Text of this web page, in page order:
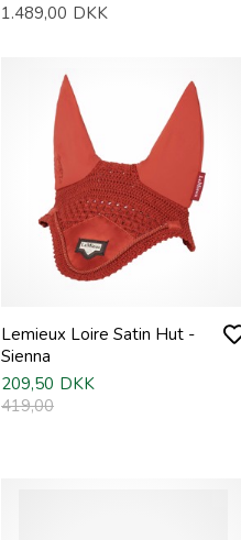
1.489,00 DKK
Lemieux Loire Satin Hut -
Sienna
209,50 DKK
419,00